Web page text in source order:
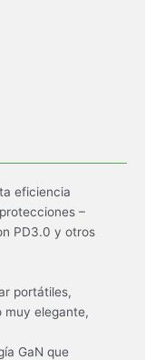
eficiencia
–
PD3.0 y otros
portátiles,
muy elegante,
GaN que